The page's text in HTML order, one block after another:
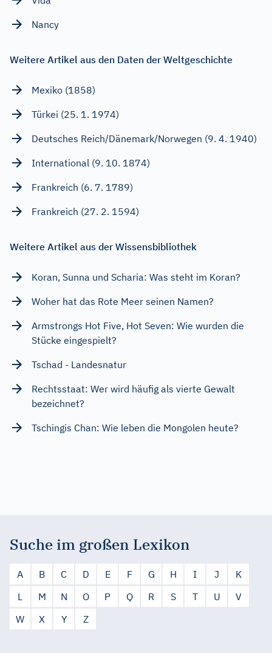
Nancy
Weitere Artikel aus den Daten der Weltgeschichte
Mexiko (1858)
Türkei (25. 1. 1974)
Deutsches Reich/Dänemark/Norwegen (9. 4. 1940)
International (9. 10. 1874)
Frankreich (6. 7. 1789)
Frankreich (27. 2. 1594)
Weitere Artikel aus der Wissensbibliothek
Koran, Sunna und Scharia: Was steht im Koran?
Woher hat das Rote Meer seinen Namen?
Armstrongs Hot Five, Hot Seven: Wie wurden die
Stücke eingespielt?
Tschad - Landesnatur
Rechtsstaat: Wer wird häufig als vierte Gewalt
bezeichnet?
Tschingis Chan: Wie leben die Mongolen heute?
Suche im großen Lexikon
A B C D E F G H I J
K
L
M N O P Q R S T U
V
W
X Y Z